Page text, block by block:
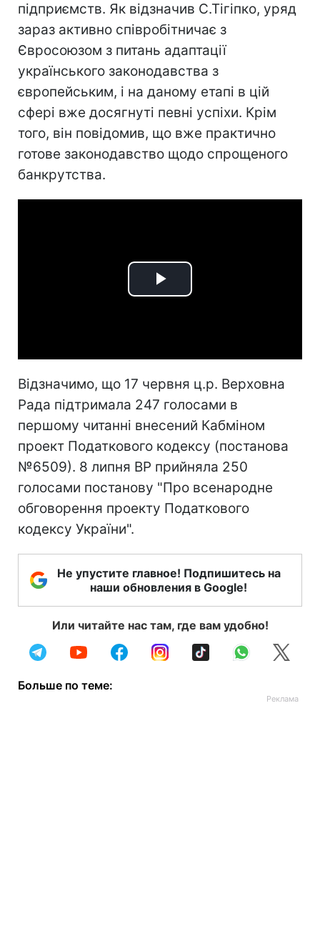
підприємств. Як відзначив С.Тігіпко, уряд
зараз активно співробітничає з
Євросоюзом з питань адаптації
українського законодавства з
європейським, і на даному етапі в цій
сфері вже досягнуті певні успіхи. Крім
того, він повідомив, що вже практично
готове законодавство щодо спрощеного
банкрутства.
Play
Відзначимо, що 17 червня ц.р. Верховна
Рада підтримала 247 голосами в
першому читанні внесений Кабміном
проект Податкового кодексу (постанова
№6509). 8 липня ВР прийняла 250
голосами постанову "Про всенародне
обговорення проекту Податкового
кодексу України".
Не упустите главное! Подпишитесь на
наши обновления в Google!
Или читайте нас там, где вам удобно!
Больше по теме: